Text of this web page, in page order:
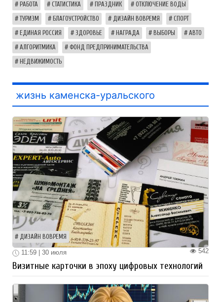
РАБОТА СТАТИСТИКА ПРАЗДНИК ОТКЛЮЧЕНИЕ ВОДЫ
ТУРИЗМ БЛАГОУСТРОЙСТВО ДИЗАЙН ВОВРЕМЯ СПОРТ
ЕДИНАЯ РОССИЯ ЗДОРОВЬЕ НАГРАДА ВЫБОРЫ АВТО
АЛГОРИТМИКА ФОНД ПРЕДПРИНИМАТЕЛЬСТВА
НЕДВИЖИМОСТЬ
жизнь каменска-уральского
ДИЗАЙН ВОВРЕМЯ
542
11:59 | 30 июля
Визитные карточки в эпоху цифровых технологий